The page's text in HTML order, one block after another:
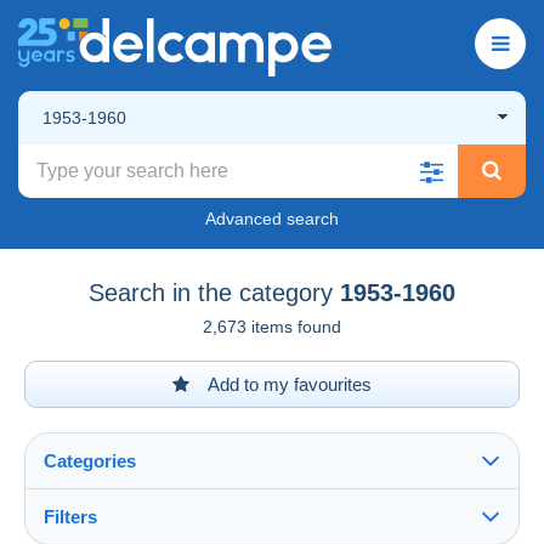
1953-1960
Advanced search
Search in the category 1953-1960
2,673 items found
Add to my favourites
Categories
Filters